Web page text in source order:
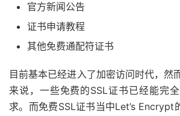
官方新闻公告
证书申请教程
其他免费通配符证书
目前基本已经进入了加密访问时代，然
来说，一些免费的SSL证书已经能完
求。而免费SSL证书当中Let’s Encrypt